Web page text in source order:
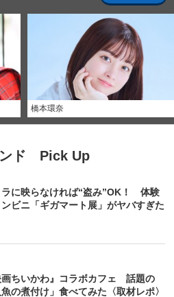
橋本環奈
ンド Pick Up
ラに映らなければ“盗み”OK！ 体験
ビニ「ギガマート展」がヤバすぎた
画ちいかわ』コラボカフェ 話題の
魚の煮付け」食べてみた〈取材レポ〉